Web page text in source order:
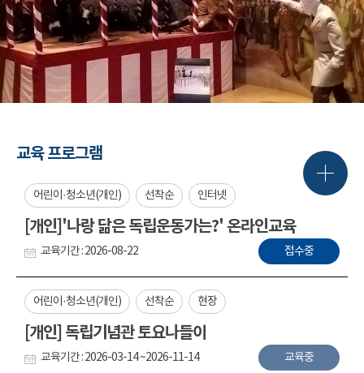
교육 프로그램
어린이·청소년(개인) 선착순 인터넷
[개인]'나랑 닮은 독립운동가는?' 온라인교육
교육기간 : 2026-08-22 접수중
어린이·청소년(개인) 선착순 현장
[개인] 독립기념관 토요나들이
교육기간 : 2026-03-14 ~2026-11-14 교육중